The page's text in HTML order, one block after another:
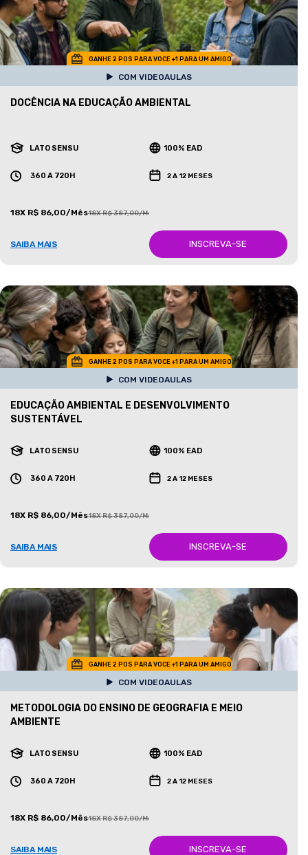
GANHE 2 POS PARA VOCE +1 PARA UM AMIGO
COM VIDEOAULAS
DOCÊNCIA NA EDUCAÇÃO AMBIENTAL
LATO SENSU 100% EAD
360 A 720H 2 A 12 MESES
18X R$ 86,00/Mês18X R$ 387,00/Mês
SAIBA MAIS INSCREVA-SE
GANHE 2 POS PARA VOCE +1 PARA UM AMIGO
COM VIDEOAULAS
EDUCAÇÃO AMBIENTAL E DESENVOLVIMENTO
SUSTENTÁVEL
LATO SENSU 100% EAD
360 A 720H 2 A 12 MESES
18X R$ 86,00/Mês18X R$ 387,00/Mês
SAIBA MAIS INSCREVA-SE
GANHE 2 POS PARA VOCE +1 PARA UM AMIGO
COM VIDEOAULAS
METODOLOGIA DO ENSINO DE GEOGRAFIA E MEIO
AMBIENTE
LATO SENSU 100% EAD
360 A 720H 2 A 12 MESES
18X R$ 86,00/Mês18X R$ 387,00/Mês
SAIBA MAIS INSCREVA-SE